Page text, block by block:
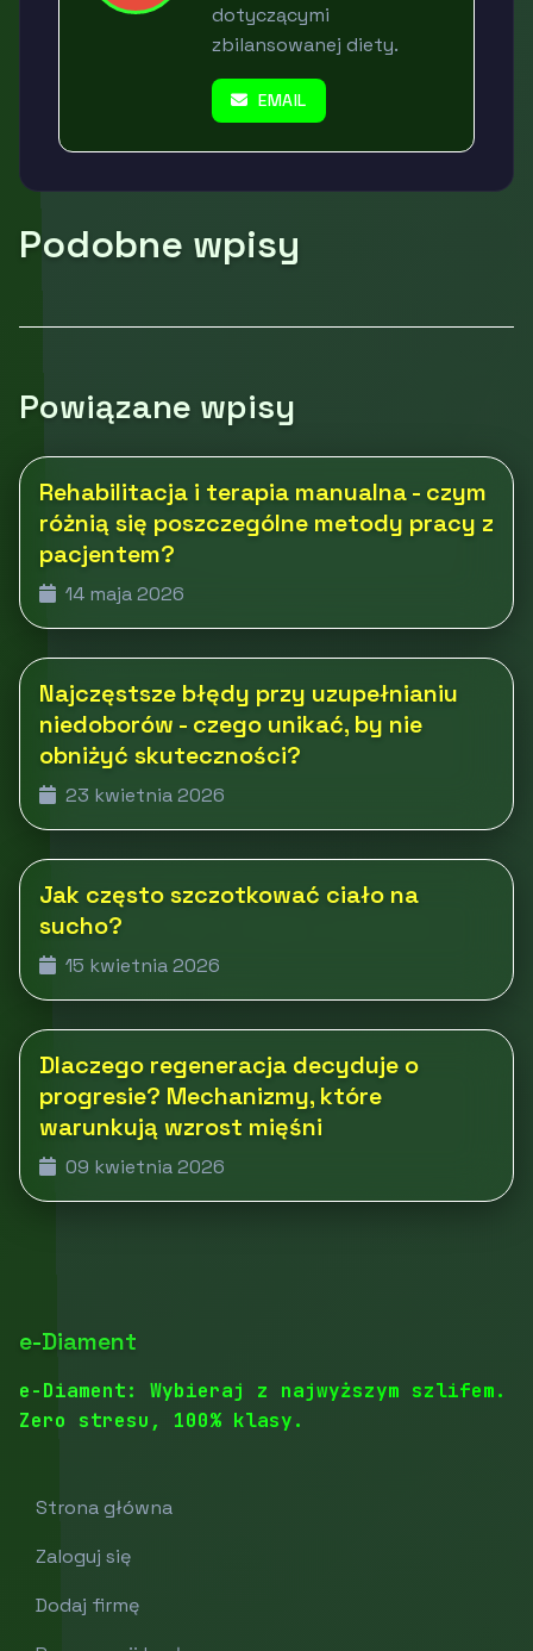
dotyczącymi
zbilansowanej diety.
EMAIL
Podobne wpisy
Powiązane wpisy
Rehabilitacja i terapia manualna - czym
różnią się poszczególne metody pracy z
pacjentem?
14 maja 2026
Najczęstsze błędy przy uzupełnianiu
niedoborów - czego unikać, by nie
obniżyć skuteczności?
23 kwietnia 2026
Jak często szczotkować ciało na
sucho?
15 kwietnia 2026
Dlaczego regeneracja decyduje o
progresie? Mechanizmy, które
warunkują wzrost mięśni
09 kwietnia 2026
e-Diament
e-Diament: Wybieraj z najwyższym szlifem.
Zero stresu, 100% klasy.
Strona główna
Zaloguj się
Dodaj firmę